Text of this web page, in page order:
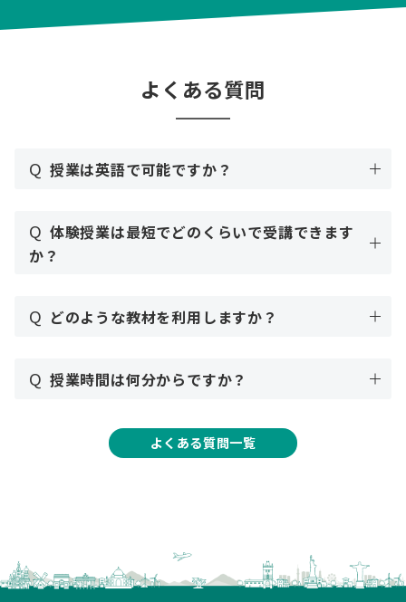
よくある質問
Q 授業は英語で可能ですか？
Q 体験授業は最短でどのくらいで受講できます
か？
Q どのような教材を利用しますか？
Q 授業時間は何分からですか？
よくある質問一覧